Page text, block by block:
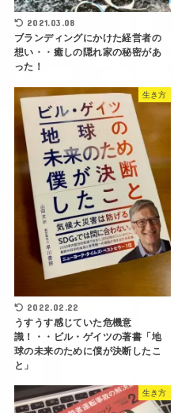
2021.03.08
ブランディングにかけた経営者の
想い・・癒しの隠れ家の秘密があ
った！
生き方
2022.02.22
うすうす感じていた危機意
識！・・ビル・ゲイツの著書「地
球の未来のために僕が決断したこ
と」
生き方